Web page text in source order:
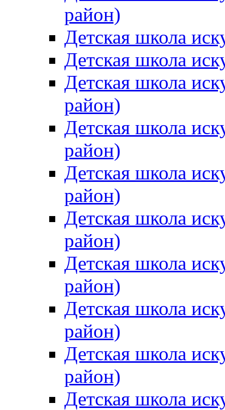
район)
Детская школа
Детская школа
Детская школа
район)
Детская школа
район)
Детская школа
район)
Детская школа
район)
Детская школа
район)
Детская школа
район)
Детская школа
район)
Детская школа